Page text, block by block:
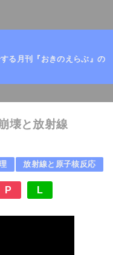
る月刊『おきのえらぶ』の
壊と放射線
放射線と原子核反応
P L